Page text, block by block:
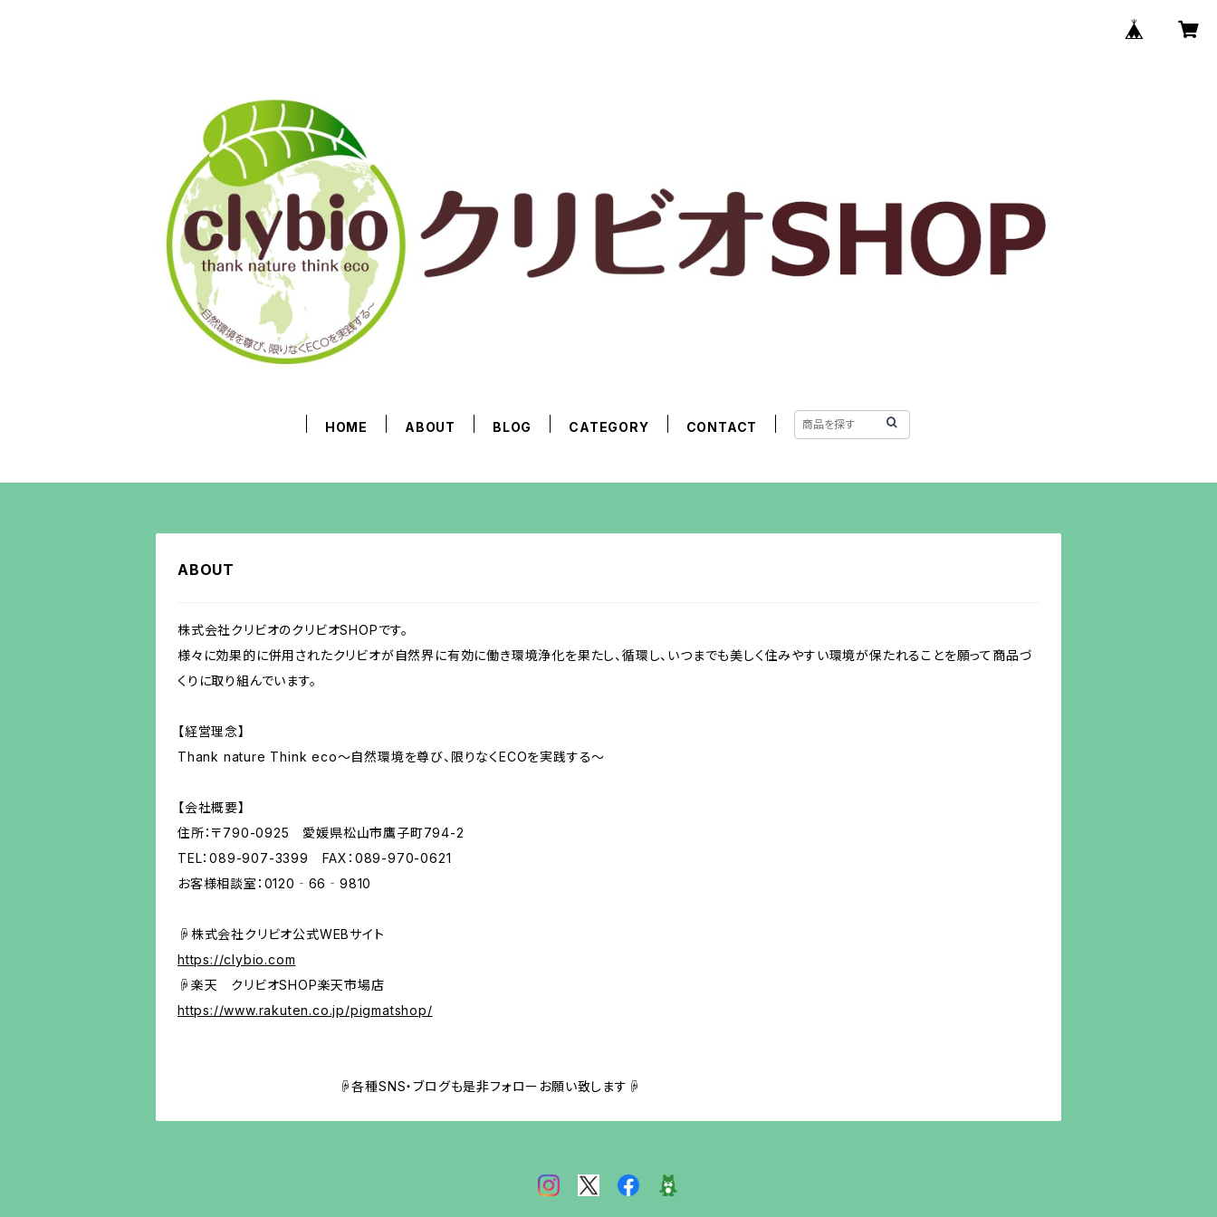
HOME ABOUT BLOG CATEGORY CONTACT
ABOUT
株式会社クリビオのクリビオSHOPです。
様々に効果的に併用されたクリビオが自然界に有効に働き環境浄化を果たし、循環し、いつまでも美しく住みやすい環境が保たれることを願って商品づ
くりに取り組んでいます。
【経営理念】
Thank nature Think eco～自然環境を尊び、限りなくECOを実践する～
【会社概要】
住所：〒790-0925 愛媛県松山市鷹子町794-2
TEL：089-907-3399 FAX：089-970-0621
お客様相談室：0120‐66‐9810
☟株式会社クリビオ公式WEBサイト
https://clybio.com
☟楽天 クリビオSHOP楽天市場店
https://www.rakuten.co.jp/pigmatshop/
☟各種SNS・ブログも是非フォローお願い致します☟